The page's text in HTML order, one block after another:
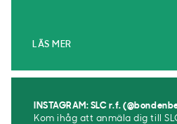
LÄS MER
INSTAGRAM: SLC r.f.
Kom ihåg att anmäla dig till